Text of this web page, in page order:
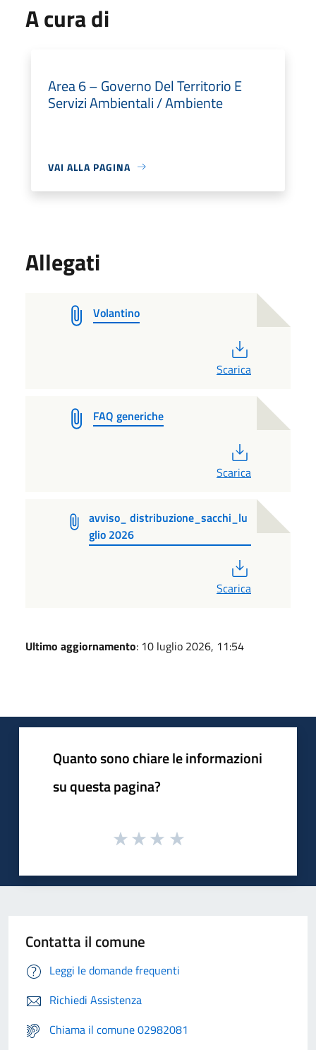
A cura di
Area 6 – Governo Del Territorio E
Servizi Ambientali / Ambiente
VAI ALLA PAGINA
Allegati
Volantino
Scarica
FAQ generiche
Scarica
avviso_ distribuzione_sacchi_lu
glio 2026
Scarica
Ultimo aggiornamento: 10 luglio 2026, 11:54
Quanto sono chiare le informazioni
su questa pagina?
Contatta il comune
Leggi le domande frequenti
Richiedi Assistenza
Chiama il comune 02982081